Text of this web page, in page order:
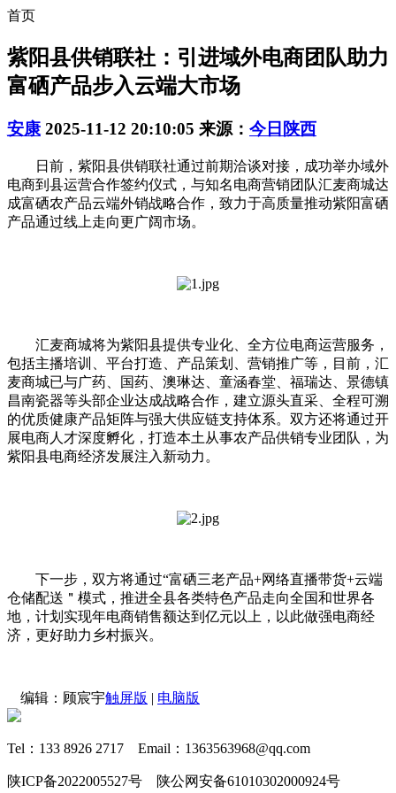
首页
紫阳县供销联社：引进域外电商团队助力
富硒产品步入云端大市场
安康 2025-11-12 20:10:05 来源： 今日陕西
日前，紫阳县供销联社通过前期洽谈对接，成功举办域外
电商到县运营合作签约仪式，与知名电商营销团队汇麦商城达
成富硒农产品云端外销战略合作，致力于高质量推动紫阳富硒
产品通过线上走向更广阔市场。
汇麦商城将为紫阳县提供专业化、全方位电商运营服务，
包括主播培训、平台打造、产品策划、营销推广等，目前，汇
麦商城已与广药、国药、澳琳达、童涵春堂、福瑞达、景德镇
昌南瓷器等头部企业达成战略合作，建立源头直采、全程可溯
的优质健康产品矩阵与强大供应链支持体系。双方还将通过开
展电商人才深度孵化，打造本土从事农产品供销专业团队，为
紫阳县电商经济发展注入新动力。
下一步，双方将通过“富硒三老产品+网络直播带货+云端
仓储配送＂模式，推进全县各类特色产品走向全国和世界各
地，计划实现年电商销售额达到亿元以上，以此做强电商经
济，更好助力乡村振兴。
编辑：顾宸宇触屏版 | 电脑版
Tel：133 8926 2717 Email：1363563968@qq.com
陕ICP备2022005527号 陕公网安备61010302000924号